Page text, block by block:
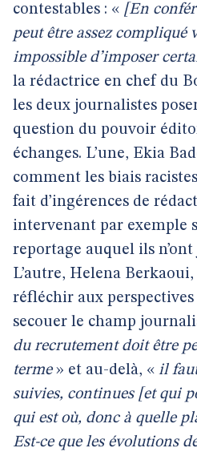
contestables : « [En
peut être assez compliqué
impossible d’imposer
la rédactrice en chef du
les deux journalistes
question du pouvoir
échanges. L’une, Ekia
comment les biais
fait d’ingérences de
intervenant par exemple
reportage auquel ils
L’autre, Helena Berkaoui,
réfléchir aux
secouer le champ
du recrutement doit être
terme» et au-delà, « il
suivies, continues [et qui
qui est où, donc à quelle
Est-ce que les évolutions